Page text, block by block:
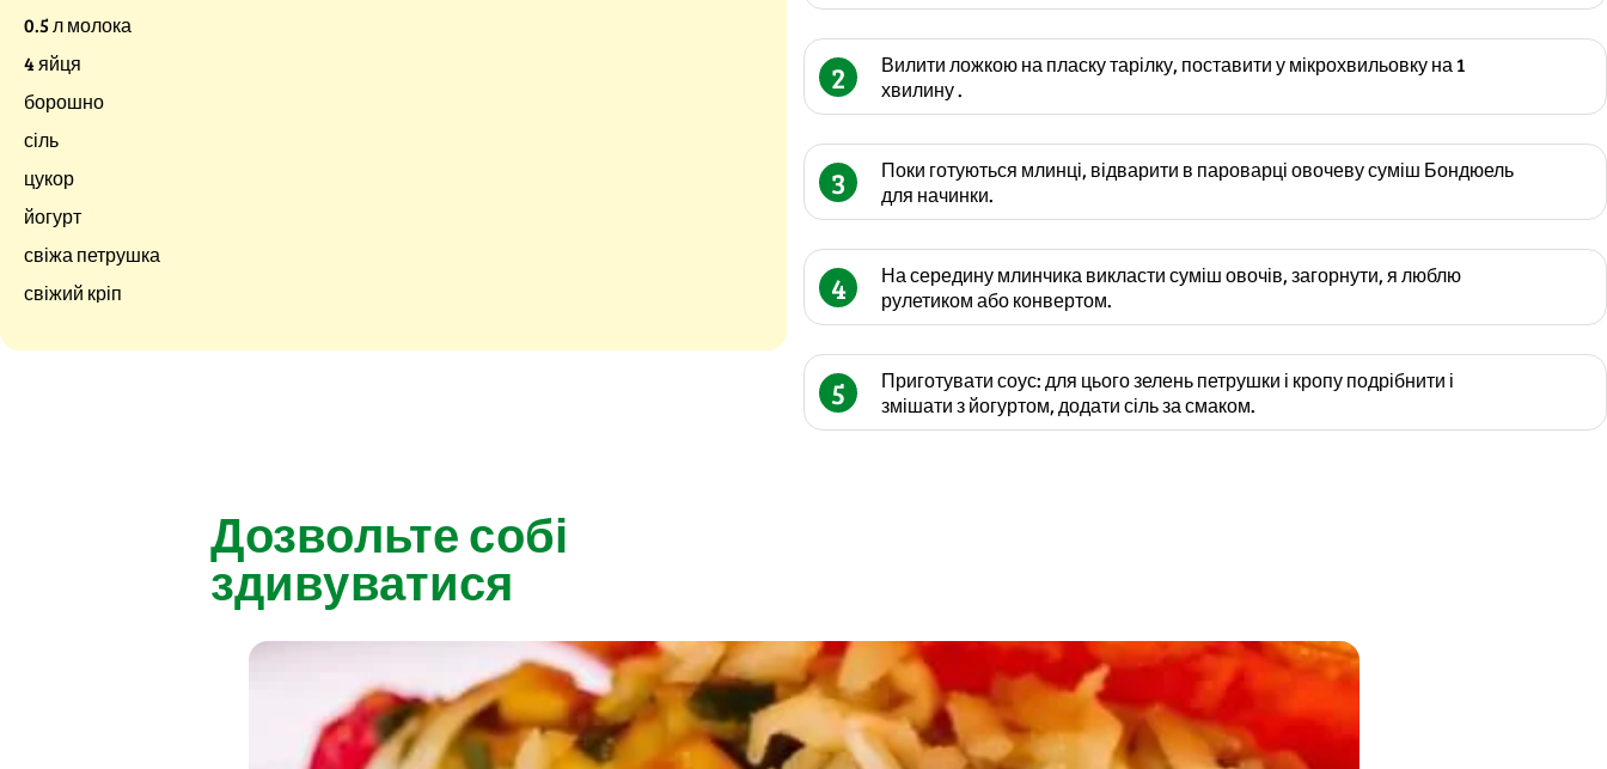
0.5 л молока
4 яйця
борошно
сіль
цукор
йогурт
свіжа петрушка
свіжий кріп
2
Вилити ложкою на пласку тарілку, поставити у мікрохвильовку на 1
хвилину .
3
Поки готуються млинці, відварити в пароварці овочеву суміш Бондюель
для начинки.
4
На середину млинчика викласти суміш овочів, загорнути, я люблю
рулетиком або конвертом.
5
Приготувати соус: для цього зелень петрушки і кропу подрібнити і
змішати з йогуртом, додати сіль за смаком.
Дозвольте собі
здивуватися